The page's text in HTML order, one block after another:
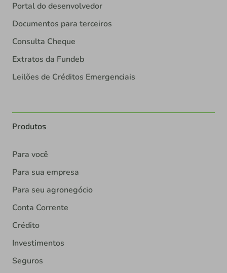
Portal do desenvolvedor
Documentos para terceiros
Consulta Cheque
Extratos da Fundeb
Leilões de Créditos Emergenciais
Produtos
Para você
Para sua empresa
Para seu agronegócio
Conta Corrente
Crédito
Investimentos
Seguros